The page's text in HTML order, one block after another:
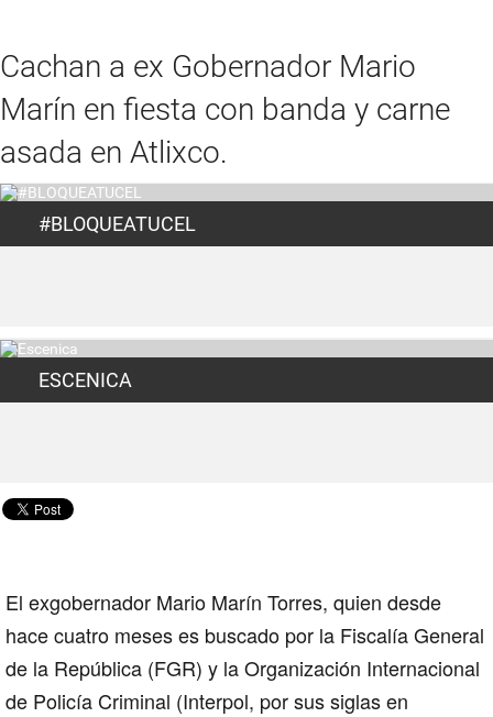
Cachan a ex Gobernador Mario
Marín en fiesta con banda y carne
asada en Atlixco.
#BLOQUEATUCEL
ESCENICA
El exgobernador Mario Marín Torres, quien desde
hace cuatro meses es buscado por la Fiscalía General
de la República (FGR) y la Organización Internacional
de Policía Criminal (Interpol, por sus siglas en